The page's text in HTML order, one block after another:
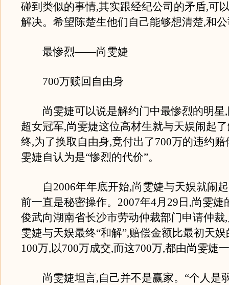
碰到类似的事情,其实跟经纪公司的矛盾,可
解决。希望陈楚生他们自己能够想清楚,和
最惨烈——尚雯婕
700万赎回自由身
尚雯婕可以说是解约门中最惨烈的明星,
超女冠军,尚雯婕这位高材生就与天娱闹起
终,为了换取自由身,竟付出了700万的违约
雯婕自认为是“惨烈的代价”。
自2006年年底开始,尚雯婕与天娱就闹起
前一直是秘密操作。2007年4月29日,尚雯婕
俊武向湖南省长沙市劳动仲裁部门申请仲裁
雯婕与天娱最终“和解”,赔偿金额比最初天
100万,以700万成交,而这700万,都由尚雯婕
尚雯婕坦言,自己并不是赢家。“个人是